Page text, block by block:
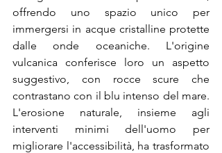
offrendo uno spazio unico per
immergersi in acque cristalline protette
dalle onde oceaniche. L'origine
vulcanica conferisce loro un aspetto
suggestivo, con rocce scure che
contrastano con il blu intenso del mare.
L'erosione naturale, insieme agli
interventi minimi dell'uomo per
migliorare l'accessibilità, ha trasformato